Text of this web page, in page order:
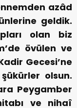
azâd
geldik.
olan biz
övülen ve
Gecesi’ne
olsun.
Peygamber
ve nihaî